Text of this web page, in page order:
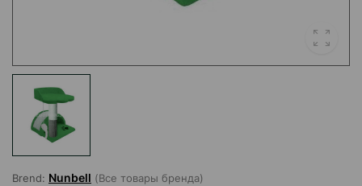
Brend: Nunbell (Все товары бренда)